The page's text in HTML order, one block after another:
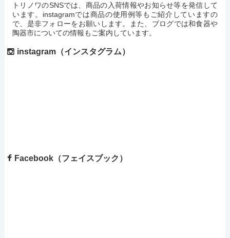
トリノワのSNSでは、商品の入荷情報やお知らせ等を発信して
います。instagramでは商品の使用例等もご紹介していますの
で、是非フォローをお願いします。また、ブログでは和食器や
陶器市についての情報もご案内しています。
instagram（インスタグラム）
Facebook（フェイスブック）